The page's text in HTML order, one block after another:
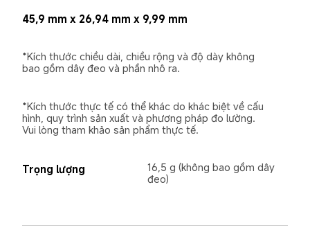
45,9 mm x 26,94 mm x 9,99 mm
*Kích thước chiều dài, chiều rộng và độ dày không
bao gồm dây đeo và phần nhô ra.
*Kích thước thực tế có thể khác do khác biệt về cấu
hình, quy trình sản xuất và phương pháp đo lường.
Vui lòng tham khảo sản phẩm thực tế.
Trọng lượng
16,5 g (không bao gồm dây
đeo)